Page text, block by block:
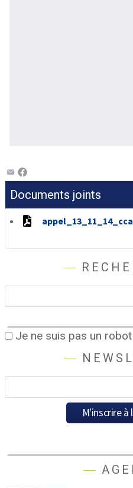
Documents joints
Je ne suis pas un robot